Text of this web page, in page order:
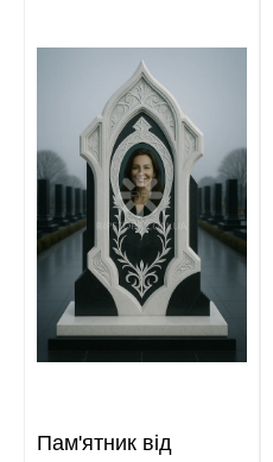
Пам'ятник від